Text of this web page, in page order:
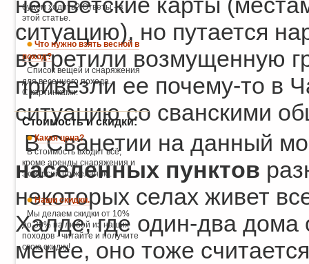
несоветские карты
ситуацию), но путается
встретили возмущенную
привезли ее почему-то в
ситуацию со сванскими
В Сванетии на данный
населенных пунктов
некоторых селах живет
Халде, где один-два
менее, оно тоже
будем ходить? Ответы - в
этой статье.
Что нужно взять весной в
поход?
Список вещей и снаряжения
для весеннего похода.
С картинками.
Стоимость и скидки:
Какая цена?
В стоимость входит всё,
кроме аренды снаряжения и
экскурсий по желанию.
Наши скидки.
Мы делаем скидки от 10%
до 30% на любой из наших
походов - читайте и получите
свою скидку!